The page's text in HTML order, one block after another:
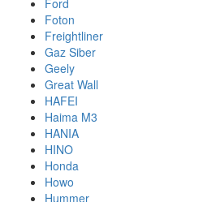
Ford
Foton
Freightliner
Gaz Siber
Geely
Great Wall
HAFEI
Haima M3
HANIA
HINO
Honda
Howo
Hummer